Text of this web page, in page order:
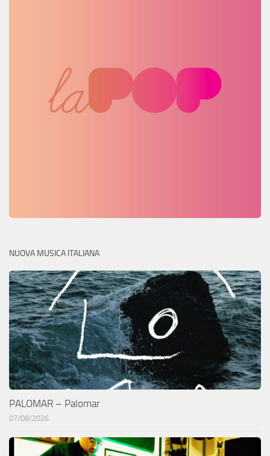
NUOVA MUSICA ITALIANA
PALOMAR – Palomar
07/08/2026